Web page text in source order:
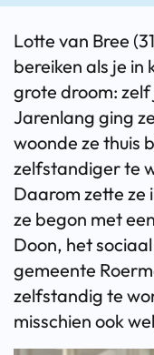
Lotte van Bree
bereiken als je in
grote droom:
Jarenlang ging
woonde ze thuis
zelfstandiger te
Daarom zette ze
ze begon met
Doon, het
gemeente
zelfstandig te
misschien ook